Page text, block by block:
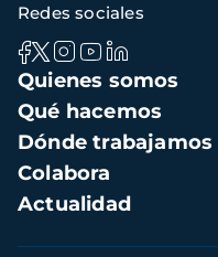
Navegación
principal
Quienes somos
Qué hacemos
Dónde trabajamos
Colabora
Actualidad
Redes sociales